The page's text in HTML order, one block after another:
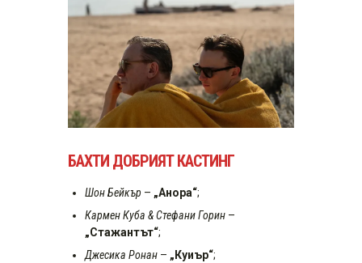
БАХТИ ДОБРИЯТ КАСТИНГ
Шон Бейкър – „Aнора“;
Кармен Куба & Стефани Горин –
„Стажантът“;
Джесика Ронан – „Куиър“;